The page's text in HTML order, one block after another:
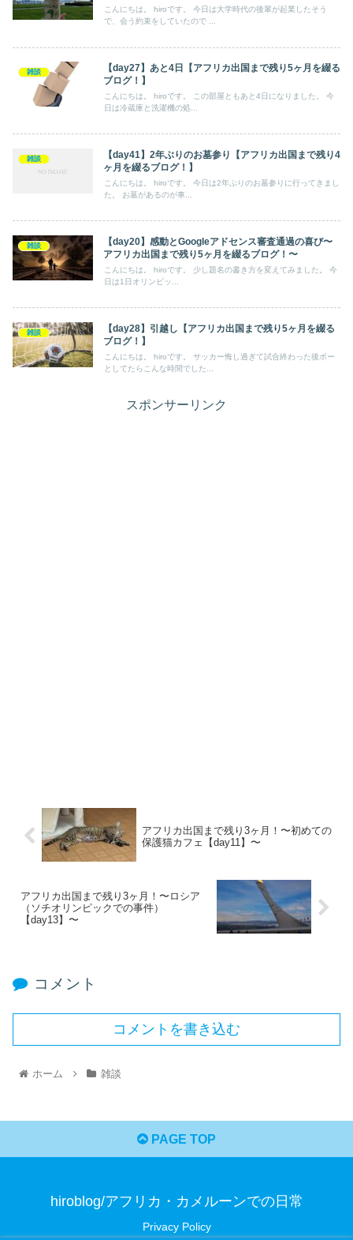
こんにちは。 hiroです。 今日は大学時代の後輩が起業したそう
で、会う約束をしていたので ...
雑談
【day27】あと4日【アフリカ出国まで残り5ヶ月を綴る
ブログ！】
こんにちは。 hiroです。 この部屋ともあと4日になりました。 今
日は冷蔵庫と洗濯機の処...
雑談
【day41】2年ぶりのお墓参り【アフリカ出国まで残り4
ヶ月を綴るブログ！】
こんにちは。 hiroです。 今日は2年ぶりのお墓参りに行ってきまし
た。 お墓があるのが車...
雑談
【day20】感動とGoogleアドセンス審査通過の喜び〜
アフリカ出国まで残り5ヶ月を綴るブログ！〜
こんにちは。 hiroです。 少し題名の書き方を変えてみました。 今
日は1日オリンピッ...
雑談
【day28】引越し【アフリカ出国まで残り5ヶ月を綴る
ブログ！】
こんにちは。 hiroです。 サッカー悔し過ぎて試合終わった後ボー
としてたらこんな時間でした...
スポンサーリンク
アフリカ出国まで残り3ヶ月！〜初めての
保護猫カフェ【day11】〜
アフリカ出国まで残り3ヶ月！〜ロシア
（ソチオリンピックでの事件）
【day13】〜
コメント
コメントを書き込む
ホーム 雑談
PAGE TOP
hiroblog/アフリカ・カメルーンでの日常
Privacy Policy